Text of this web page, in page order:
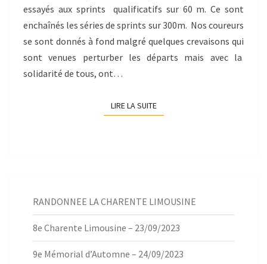
essayés aux sprints qualificatifs sur 60 m. Ce sont
enchaînés les séries de sprints sur 300m. Nos coureurs
se sont donnés à fond malgré quelques crevaisons qui
sont venues perturber les départs mais avec la
solidarité de tous, ont…
LIRE LA SUITELIRE LA SUITE
RANDONNEE LA CHARENTE LIMOUSINE
8e Charente Limousine – 23/09/2023
9e Mémorial d’Automne – 24/09/2023